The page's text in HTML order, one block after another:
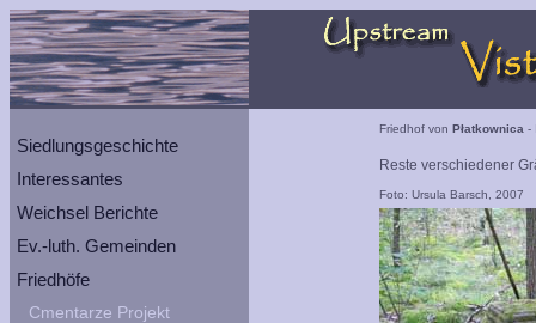
Siedlungsgeschichte
Interessantes
Weichsel Berichte
Ev.-luth. Gemeinden
Friedhöfe
Cmentarze Projekt
Friedhof von Płatkownica -
Reste verschiedener
Foto: Ursula Barsch, 2007